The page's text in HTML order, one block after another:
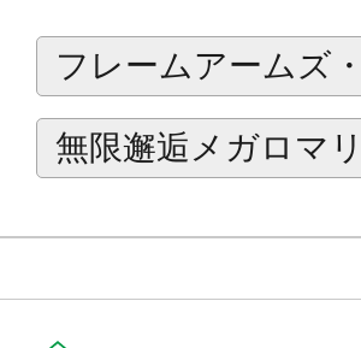
※画像はイメージです
フレームアームズ
無限邂逅メガロマ